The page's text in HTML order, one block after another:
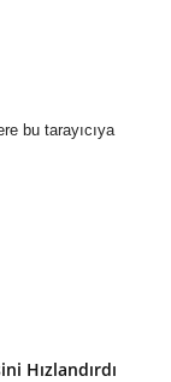
bu tarayıcıya
Hızlandırdı